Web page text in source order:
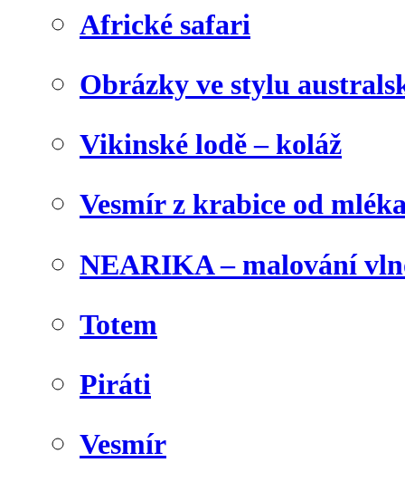
Africké safari
Obrázky ve stylu
Vikinské lodě – koláž
Vesmír z krabice od
NEARIKA – malování
Totem
Piráti
Vesmír